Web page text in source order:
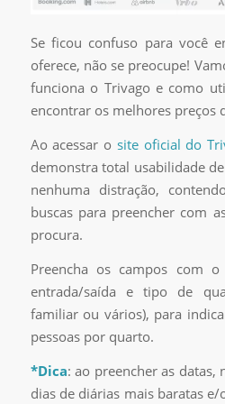
Se ficou confuso para você
oferece, não se preocupe!
funciona o Trivago e como
encontrar os melhores preços
Ao acessar o site oficial do
demonstra total usabilidade
nenhuma distração,
buscas para preencher com
procura.
Preencha os campos com
entrada/saída e tipo de
familiar ou vários), para
pessoas por quarto.
*Dica: ao preencher as
dias de diárias mais baratas e/